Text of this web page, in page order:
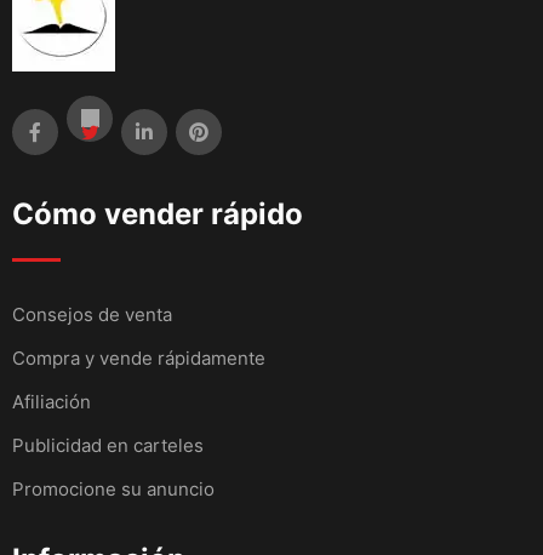
Cómo vender rápido
Consejos de venta
Compra y vende rápidamente
Afiliación
Publicidad en carteles
Promocione su anuncio